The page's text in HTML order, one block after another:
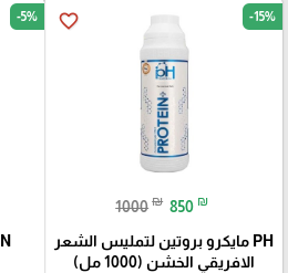
favorite_border -15%
1000 ₪ 850 ₪
PH مايكرو بروتين لتمليس الشعر
الافريقي الخشن (1000 مل)
-5%